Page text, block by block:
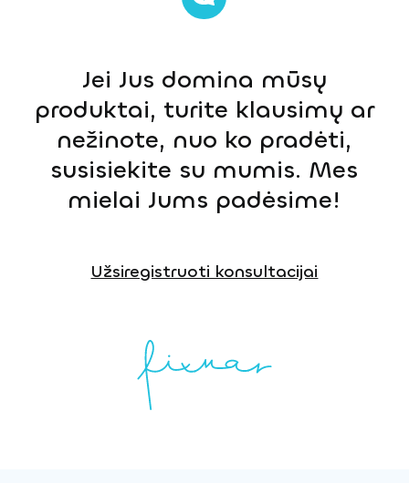
Jei Jus domina mūsų
produktai, turite klausimų ar
nežinote, nuo ko pradėti,
susisiekite su mumis. Mes
mielai Jums padėsime!
Užsiregistruoti konsultacijai